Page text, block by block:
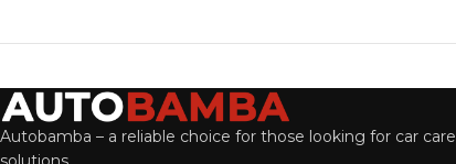
Autobamba – a reliable choice for those looking for car care